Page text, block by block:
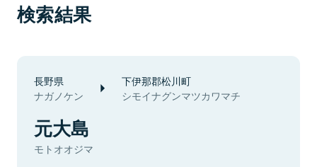
検索結果
長野県
ナガノケン
下伊那郡松川町
シモイナグンマツカワマチ
元大島
モトオオジマ